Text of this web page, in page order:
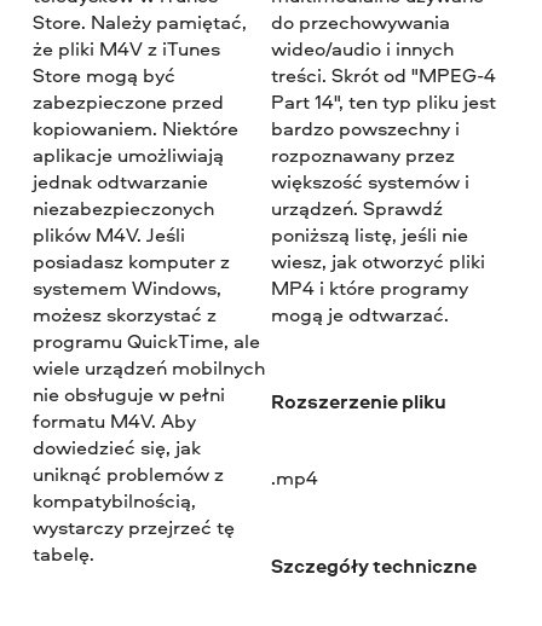
Store. Należy pamiętać,
że pliki M4V z iTunes
Store mogą być
zabezpieczone przed
kopiowaniem. Niektóre
aplikacje umożliwiają
jednak odtwarzanie
niezabezpieczonych
plików M4V. Jeśli
posiadasz komputer z
systemem Windows,
możesz skorzystać z
programu QuickTime, ale
wiele urządzeń mobilnych
nie obsługuje w pełni
formatu M4V. Aby
dowiedzieć się, jak
uniknąć problemów z
kompatybilnością,
wystarczy przejrzeć tę
tabelę.
do przechowywania
wideo/audio i innych
treści. Skrót od "MPEG-4
Part 14", ten typ pliku jest
bardzo powszechny i
rozpoznawany przez
większość systemów i
urządzeń. Sprawdź
poniższą listę, jeśli nie
wiesz, jak otworzyć pliki
MP4 i które programy
mogą je odtwarzać.
Rozszerzenie pliku
.mp4
Szczegóły techniczne